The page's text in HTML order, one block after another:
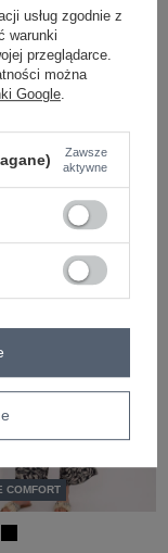
COMFORT
spodnie na lato
i zobacz cenę
COMFORT
usług zgodnie z
warunki
przeglądarce.
można
Google
Zawsze
aktywne